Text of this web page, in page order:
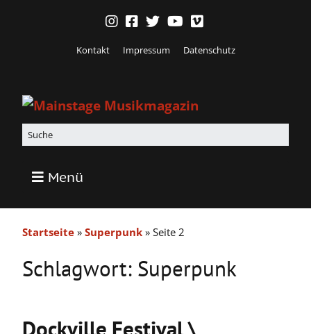
Kontakt Impressum Datenschutz
Menü
Startseite » Superpunk » Seite 2
Schlagwort: Superpunk